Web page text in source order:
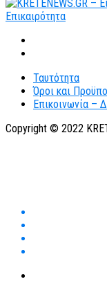
Ταυτότητα
Όροι και
Επικοινωνία –
Copyright © 2022